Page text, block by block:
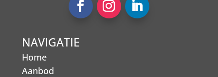
NAVIGATIE
Home
Aanbod